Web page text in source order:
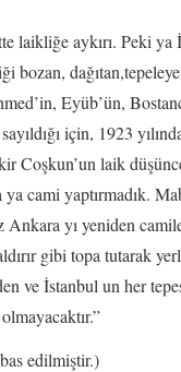
laikliğe aykırı. Peki
bozan,
Eyüb’ün,
için, 1923
Coşkun’un laik
cami yaptırmadık.
yı yeniden
gibi topa tutarak
ve İstanbul un her
edilmiştir.)